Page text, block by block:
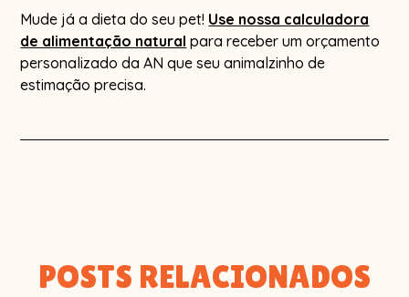
Mude já a dieta do seu pet! Use nossa calculadora
de alimentação natural para receber um orçamento
personalizado da AN que seu animalzinho de
estimação precisa.
POSTS RELACIONADOS